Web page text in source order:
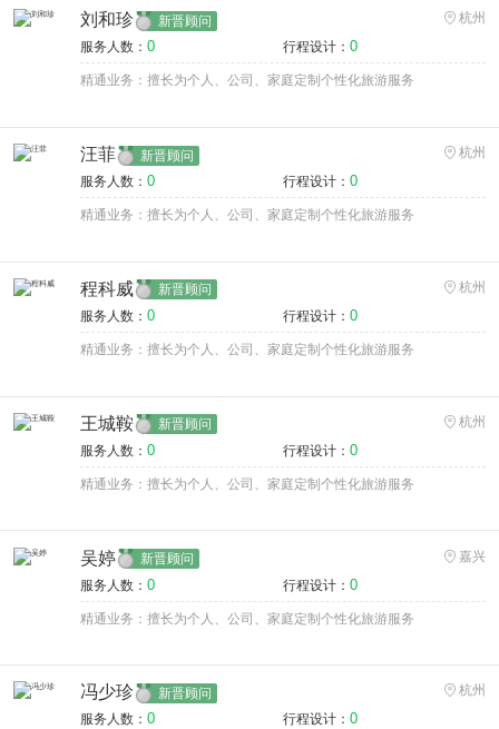
刘和珍 新晋顾问
杭州
服务人数： 0 行程设计： 0
精通业务：擅长为个人、公司、家庭定制个性化旅游服务
汪菲 新晋顾问
杭州
服务人数： 0 行程设计： 0
精通业务：擅长为个人、公司、家庭定制个性化旅游服务
程科威 新晋顾问
杭州
服务人数： 0 行程设计： 0
精通业务：擅长为个人、公司、家庭定制个性化旅游服务
王城鞍 新晋顾问
杭州
服务人数： 0 行程设计： 0
精通业务：擅长为个人、公司、家庭定制个性化旅游服务
吴婷 新晋顾问
嘉兴
服务人数： 0 行程设计： 0
精通业务：擅长为个人、公司、家庭定制个性化旅游服务
冯少珍 新晋顾问
杭州
服务人数： 0 行程设计： 0